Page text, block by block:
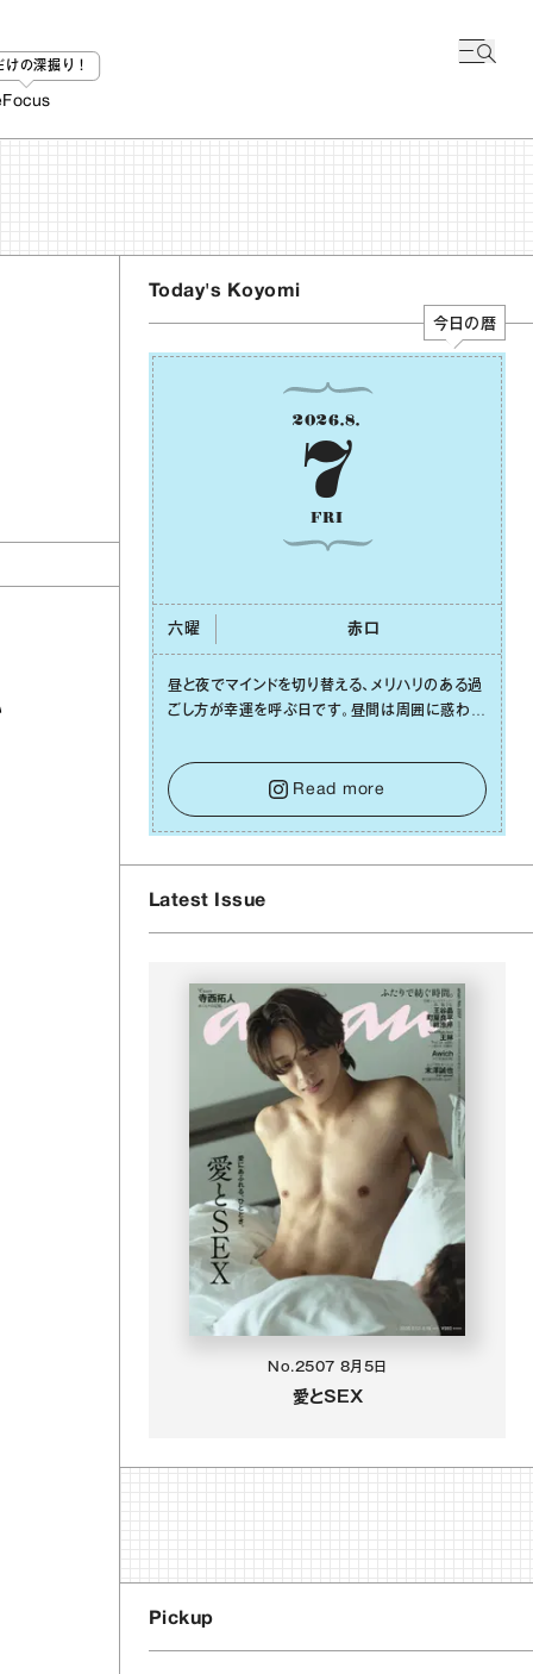
けの深掘り！
Focus
Today's Koyomi
今日の暦
2026.8.
7
FRI
六曜 ⾚⼝
昼と夜でマインドを切り替える、メリハリのある過
ごし⽅が幸運を呼ぶ⽇です。昼間は周囲に惑わさ
をキープして。そして夜は、疲れや寂しさから⽢
い⾔葉に流されないよう、⼼にしっかりブレーキ
をかけること。この意識の切り替えが、あなたに
確かな安⼼感をもたらすはずです。
Read more
Latest Issue
No.2507 8月5日
愛とSEX
Pickup